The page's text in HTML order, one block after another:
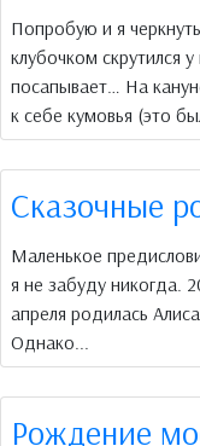
Попробую и я
клубочком скрутился
посапывает… На
к себе кумовья (это
Сказочные
Маленькое
я не забуду никогда.
апреля родилась
Однако...
Рождение